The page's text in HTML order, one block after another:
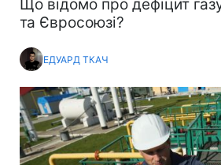
Що відомо про дефіцит
та Євросоюзі?
ЕДУАРД ТКАЧ